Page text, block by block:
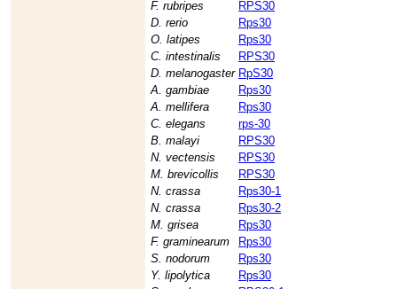
F. rubripes
RPS30
D. rerio
Rps30
O. latipes
Rps30
C. intestinalis
RPS30
D. melanogaster RpS30
A. gambiae
Rps30
A. mellifera
Rps30
C. elegans
rps-30
B. malayi
RPS30
N. vectensis
RPS30
M. brevicollis
RPS30
N. crassa
Rps30-1
N. crassa
Rps30-2
M. grisea
Rps30
F. graminearum
Rps30
S. nodorum
Rps30
Y. lipolytica
Rps30